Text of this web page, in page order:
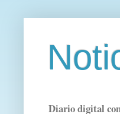
Diario digital